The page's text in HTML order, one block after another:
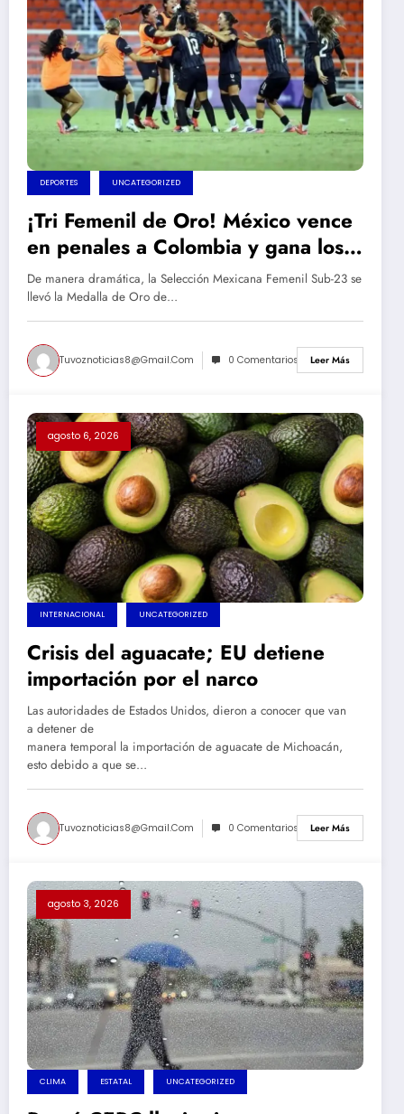
DEPORTES UNCATEGORIZED
¡Tri Femenil de Oro! México vence
en penales a Colombia y gana los
Juegos Centroamericanos
De manera dramática, la Selección Mexicana Femenil Sub-23 se
llevó la Medalla de Oro de…
Tuvoznoticias8@gmail.com 0 Comentarios Leer Más
agosto 6, 2026
INTERNACIONAL UNCATEGORIZED
Crisis del aguacate; EU detiene
importación por el narco
Las autoridades de Estados Unidos, dieron a conocer que van
a detener de
manera temporal la importación de aguacate de Michoacán,
esto debido a que se…
Tuvoznoticias8@gmail.com 0 Comentarios Leer Más
agosto 3, 2026
CLIMA ESTATAL UNCATEGORIZED